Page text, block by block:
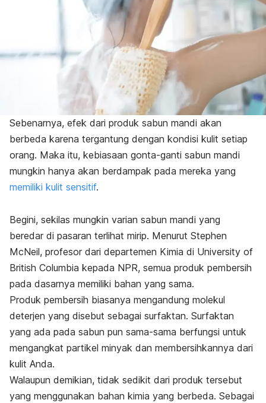
Sebenarnya, efek dari produk sabun mandi akan
berbeda karena tergantung dengan kondisi kulit setiap
orang. Maka itu, kebiasaan gonta-ganti sabun mandi
mungkin hanya akan berdampak pada mereka yang
memiliki kulit sensitif.
Begini, sekilas mungkin varian sabun mandi yang
beredar di pasaran terlihat mirip. Menurut Stephen
McNeil, profesor dari departemen Kimia di University of
British Columbia kepada NPR, semua produk pembersih
pada dasarnya memiliki bahan yang sama.
Produk pembersih biasanya mengandung molekul
deterjen yang disebut sebagai surfaktan. Surfaktan
yang ada pada sabun pun sama-sama berfungsi untuk
mengangkat partikel minyak dan membersihkannya dari
kulit Anda.
Walaupun demikian, tidak sedikit dari produk tersebut
yang menggunakan bahan kimia yang berbeda. Sebagai